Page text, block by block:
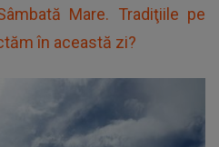
Mare. Tradiţiile pe
în această zi?